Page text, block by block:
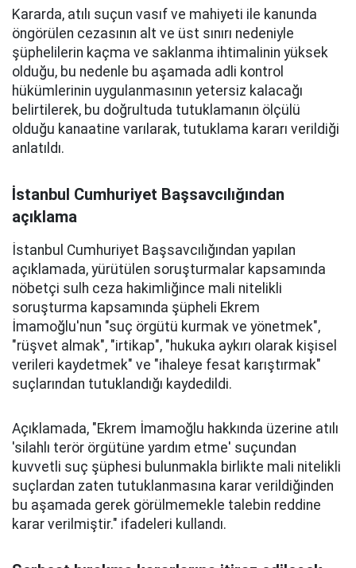
Kararda, atılı suçun vasıf ve mahiyeti ile kanunda
öngörülen cezasının alt ve üst sınırı nedeniyle
şüphelilerin kaçma ve saklanma ihtimalinin yüksek
olduğu, bu nedenle bu aşamada adli kontrol
hükümlerinin uygulanmasının yetersiz kalacağı
belirtilerek, bu doğrultuda tutuklamanın ölçülü
olduğu kanaatine varılarak, tutuklama kararı verildiği
anlatıldı.
İstanbul Cumhuriyet Başsavcılığından
açıklama
İstanbul Cumhuriyet Başsavcılığından yapılan
açıklamada, yürütülen soruşturmalar kapsamında
nöbetçi sulh ceza hakimliğince mali nitelikli
soruşturma kapsamında şüpheli Ekrem
İmamoğlu'nun "suç örgütü kurmak ve yönetmek",
"rüşvet almak", "irtikap", "hukuka aykırı olarak kişisel
verileri kaydetmek" ve "ihaleye fesat karıştırmak"
suçlarından tutuklandığı kaydedildi.
Açıklamada, "Ekrem İmamoğlu hakkında üzerine atılı
'silahlı terör örgütüne yardım etme' suçundan
kuvvetli suç şüphesi bulunmakla birlikte mali nitelikli
suçlardan zaten tutuklanmasına karar verildiğinden
bu aşamada gerek görülmemekle talebin reddine
karar verilmiştir." ifadeleri kullandı.